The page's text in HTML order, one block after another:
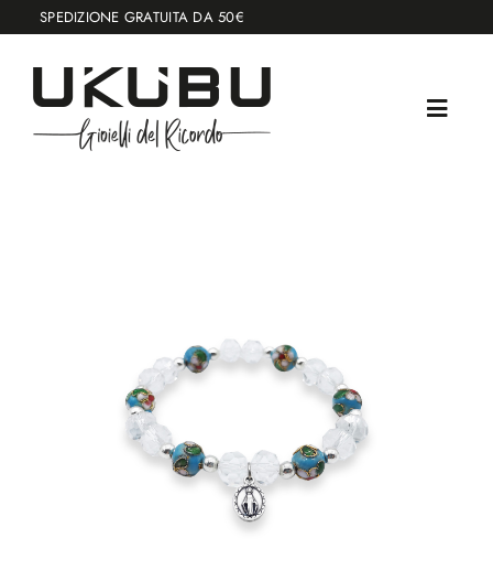
Salta
al
contenuto
SPEDIZIONE GRATUITA DA 50€